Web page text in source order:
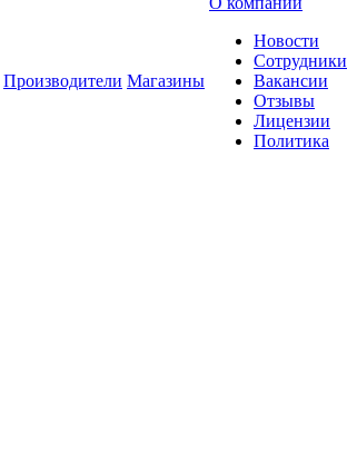
Производители Магазины
Новости
Сотрудники
Вакансии
Отзывы
Лицензии
Политика